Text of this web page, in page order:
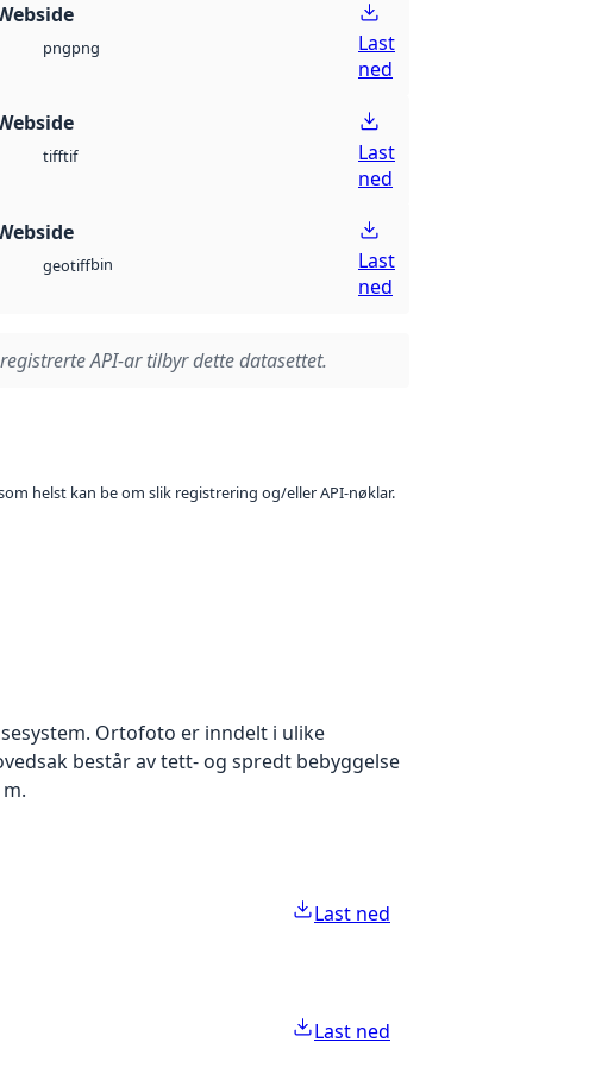
pngpng
Last
ned
tifftif
Last
ned
geotiffbin
Last
ned
API-ar tilbyr dette datasettet.
helst kan be om slik registrering og/eller API-nøklar.
Ortofoto er inndelt i ulike
består av tett- og spredt bebyggelse
Last ned
Last ned